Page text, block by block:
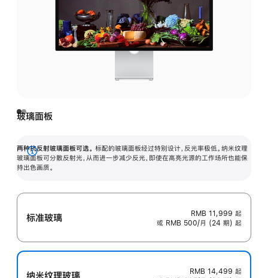
玻璃面板
两种抗反射玻璃面板可选。 标配的玻璃面板经过特别设计，反光率极低。纳米纹理
玻璃面板可分散反射光，从而进一步减少反光，即使在高亮光源的工作场所也能保
持出色画质。
展
开
标准玻璃 RMB 11,999 起
或 RMB 500/月 (24 期) 起
纳米纹理玻璃 RMB 14,499 起